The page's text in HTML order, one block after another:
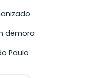
demora
Paulo